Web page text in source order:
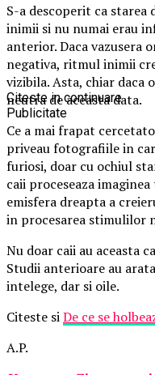
S-a descoperit ca
inimii si nu numai erau
anterior. Daca vazusera
negativa, ritmul inimii
vizibila. Asta, chiar daca
neutra de aceasta data.
Ce a mai frapat
priveau fotografiile in
furiosi, doar cu ochiul
caii proceseaza
emisfera dreapta a
in procesarea stimulilor
Nu doar caii au aceasta
Studii anterioare au
intelege, dar si oile.
Citeste siDe ce se
A.P.
Citeste in continuare
Publicitate